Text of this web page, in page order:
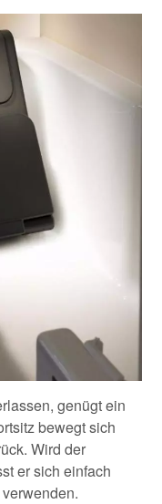
genügt ein
bewegt sich
Wird der
er sich einfach